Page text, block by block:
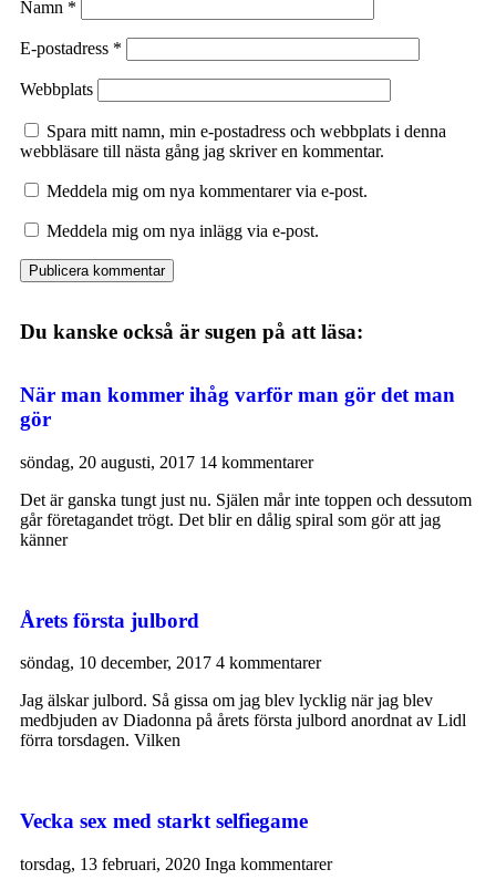
Namn *
E-postadress *
Webbplats
Spara mitt namn, min e-postadress och webbplats i denna
webbläsare till nästa gång jag skriver en kommentar.
Meddela mig om nya kommentarer via e-post.
Meddela mig om nya inlägg via e-post.
Du kanske också är sugen på att läsa:
När man kommer ihåg varför man gör det man
gör
söndag, 20 augusti, 2017 14 kommentarer
Det är ganska tungt just nu. Själen mår inte toppen och dessutom
går företagandet trögt. Det blir en dålig spiral som gör att jag
känner
Årets första julbord
söndag, 10 december, 2017 4 kommentarer
Jag älskar julbord. Så gissa om jag blev lycklig när jag blev
medbjuden av Diadonna på årets första julbord anordnat av Lidl
förra torsdagen. Vilken
Vecka sex med starkt selfiegame
torsdag, 13 februari, 2020 Inga kommentarer